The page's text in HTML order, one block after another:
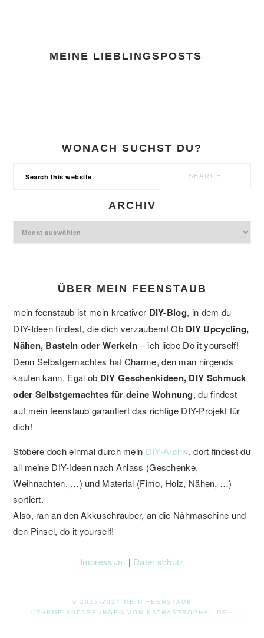
MEINE LIEBLINGSPOSTS
WONACH SUCHST DU?
ARCHIV
Archiv
ÜBER MEIN FEENSTAUB
mein feenstaub ist mein kreativer DIY-Blog, in dem du
DIY-Ideen findest, die dich verzaubern! Ob DIY Upcycling,
Nähen, Basteln oder Werkeln – ich liebe Do it yourself!
Denn Selbstgemachtes hat Charme, den man nirgends
kaufen kann. Egal ob DIY Geschenkideen, DIY Schmuck
oder Selbstgemachtes für deine Wohnung, du findest
auf mein feenstaub garantiert das richtige DIY-Projekt für
dich!
Stöbere doch einmal durch mein DIY-Archiv, dort findest du
all meine DIY-Ideen nach Anlass (Geschenke,
Weihnachten, …) und Material (Fimo, Holz, Nähen, …)
sortiert.
Also, ran an den Akkuschrauber, an die Nähmaschine und
den Pinsel, do it yourself!
Impressum | Datenschutz
© 2013-2024 MEIN FEENSTAUB
· THEME-ANPASSUNGEN VON KATHASTROPHAL.DE
·